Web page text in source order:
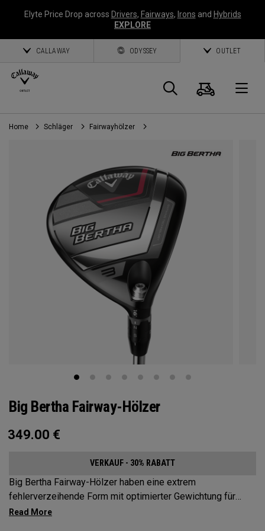
Elyte Price Drop across Drivers, Fairways, Irons and Hybrids
EXPLORE
CALLAWAY ODYSSEY OUTLET
Suche
Home Schläger Fairwayhölzer
Big Bertha Fairway-Hölzer
349.00 €
VERKAUF - 30% RABATT
Big Bertha Fairway-Hölzer haben eine extrem
fehlerverzeihende Form mit optimierter Gewichtung für
Spieler, die ihre Slices reduzieren und denen bei einer